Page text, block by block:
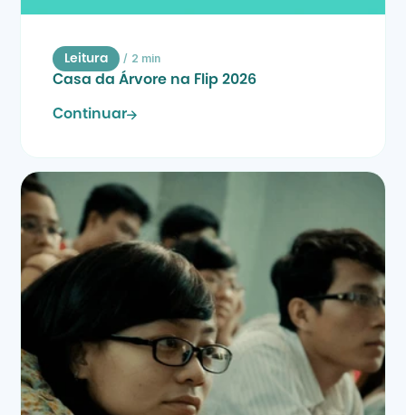
Leitura / 2 min
Casa da Árvore na Flip 2026
Continuar